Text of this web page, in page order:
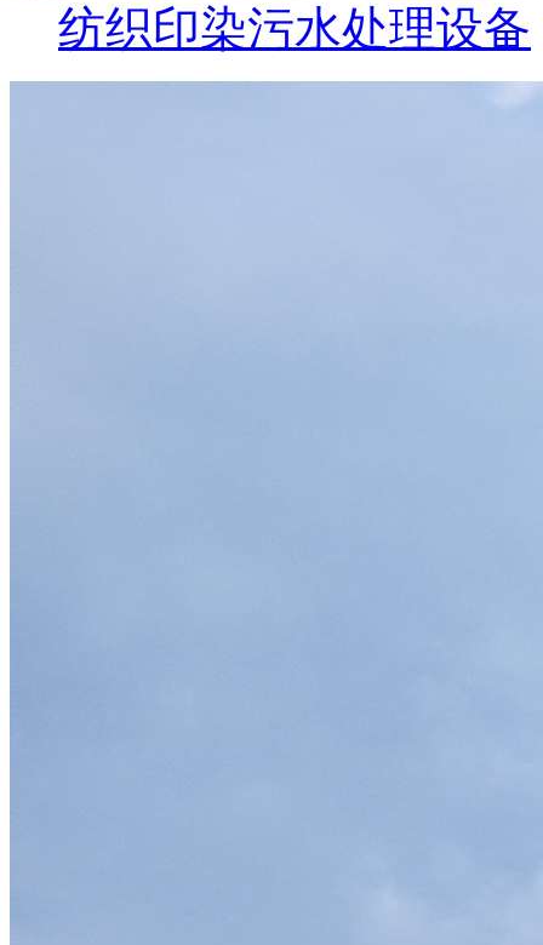
纺织印染污水处理设备